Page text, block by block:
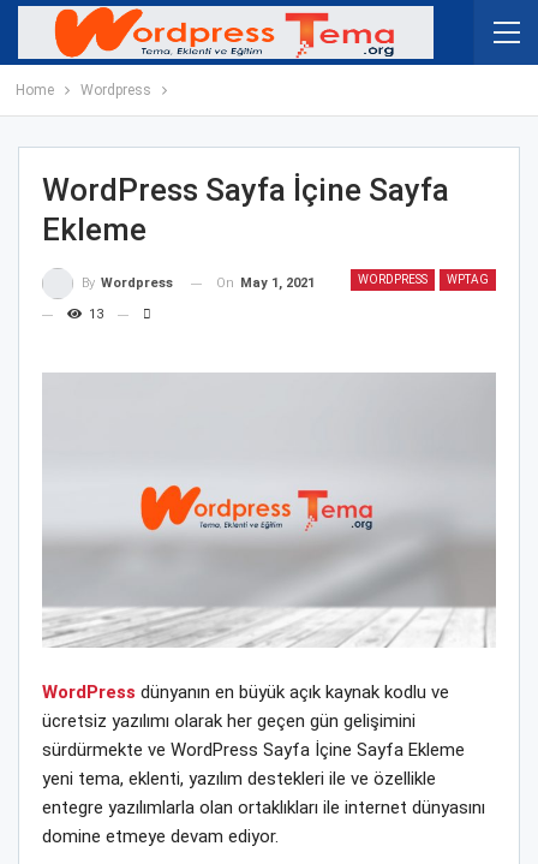
Home Wordpress
WordPress Sayfa İçine Sayfa
Ekleme
WORDPRESS WPTAG
By Wordpress On May 1, 2021
13
WordPress dünyanın en büyük açık kaynak kodlu ve
ücretsiz yazılımı olarak her geçen gün gelişimini
sürdürmekte ve WordPress Sayfa İçine Sayfa Ekleme
yeni tema, eklenti, yazılım destekleri ile ve özellikle
entegre yazılımlarla olan ortaklıkları ile internet dünyasını
domine etmeye devam ediyor.